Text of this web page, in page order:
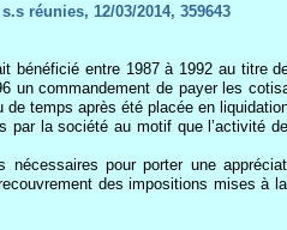
réunies, 12/03/2014, 359643
bénéficié entre 1987 à 1992 au titre
commandement de payer les
temps après été placée en
la société au motif que l’activité
pour porter une
des impositions mises